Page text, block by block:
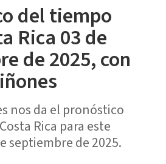
del tiempo
Rica 03 de
de 2025, con
nos da el pronóstico
Rica para este
septiembre de 2025.